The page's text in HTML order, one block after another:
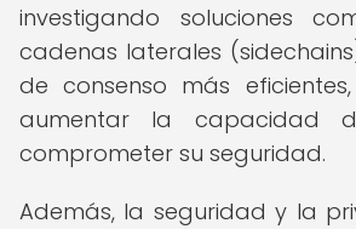
investigando soluciones
cadenas laterales
de consenso más
aumentar la capacidad
comprometer su seguridad.
Además, la seguridad y la